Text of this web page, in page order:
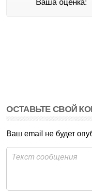
Ваша оценка:
ОСТАВЬТЕ СВОЙ
Ваш email не будет